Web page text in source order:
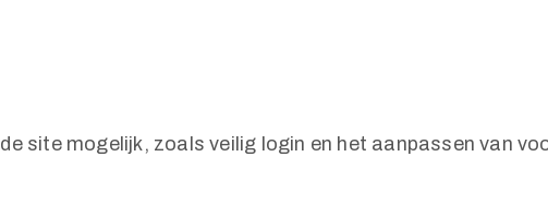
site mogelijk, zoals veilig login en het aanpassen van